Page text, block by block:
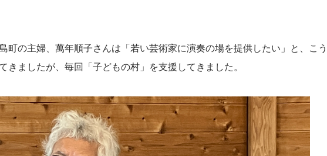
町の主婦、萬年順子さんは「若い芸術家に演奏の場を提供したい」と、こう
きましたが、毎回「子どもの村」を支援してきました。